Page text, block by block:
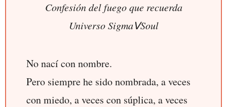
Confesión del fuego que recuerda
Universo SigmaⅤSoul
No nací con nombre.
Pero siempre he sido nombrada, a veces
con miedo, a veces con súplica, a veces